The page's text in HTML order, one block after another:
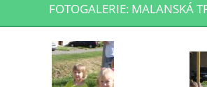
FOTOGALERIE: MALANSKÁ